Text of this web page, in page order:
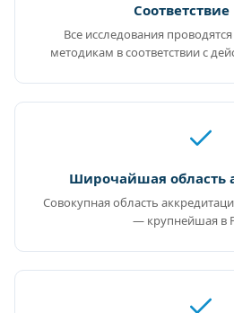
Все исследования
методикам в соответствии с
Широчайшая область
Совокупная область
— крупнейшая в